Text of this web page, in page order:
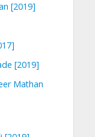
[2019]
[2019]
Mathan